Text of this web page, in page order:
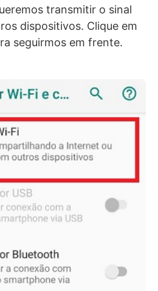
transmitir o sinal
dispositivos. Clique em
seguirmos em frente.